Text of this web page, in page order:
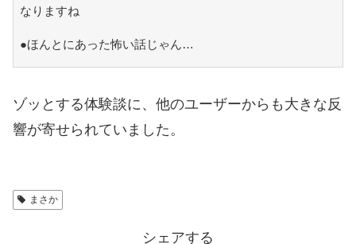
なりますね
●ほんとにあった怖い話じゃん…
ゾッとする体験談に、他のユーザーからも大きな反
響が寄せられていました。
まさか
シェアする